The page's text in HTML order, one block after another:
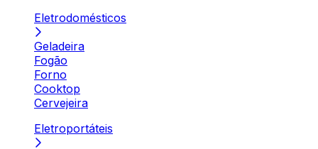
Eletrodomésticos
Geladeira
Fogão
Forno
Cooktop
Cervejeira
Eletroportáteis